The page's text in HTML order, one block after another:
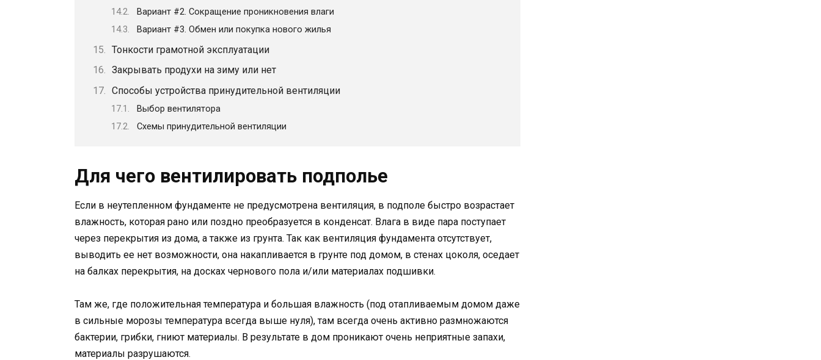
Вариант #2. Сокращение проникновения влаги
Вариант #3. Обмен или покупка нового жилья
Тонкости грамотной эксплуатации
Закрывать продухи на зиму или нет
Способы устройства принудительной вентиляции
Выбор вентилятора
Схемы принудительной вентиляции
Для чего вентилировать подполье
Если в неутепленном фундаменте не предусмотрена вентиляция, в подполе быстро возрастает
влажность, которая рано или поздно преобразуется в конденсат. Влага в виде пара поступает
через перекрытия из дома, а также из грунта. Так как вентиляция фундамента отсутствует,
выводить ее нет возможности, она накапливается в грунте под домом, в стенах цоколя, оседает
на балках перекрытия, на досках чернового пола и/или материалах подшивки.
Там же, где положительная температура и большая влажность (под отапливаемым домом даже
в сильные морозы температура всегда выше нуля), там всегда очень активно размножаются
бактерии, грибки, гниют материалы. В результате в дом проникают очень неприятные запахи,
материалы разрушаются.